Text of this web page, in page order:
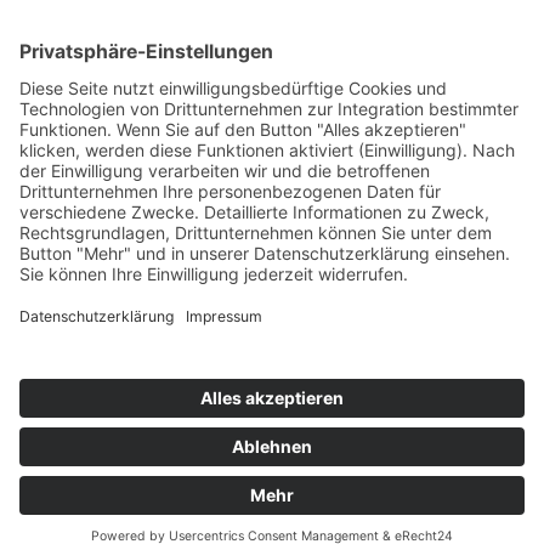
Jahrescharts
Top 100
Hot 50
Top Neueinsteiger
Highscores
DJ-Promo buchen